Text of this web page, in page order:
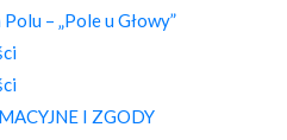
– „Pole u Głowy”
I ZGODY